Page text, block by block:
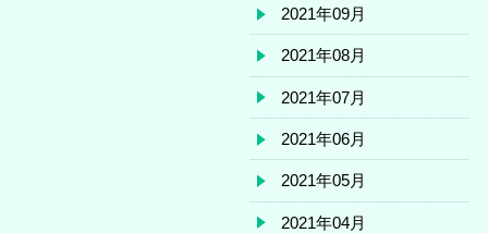
2021年09月
2021年08月
2021年07月
2021年06月
2021年05月
2021年04月